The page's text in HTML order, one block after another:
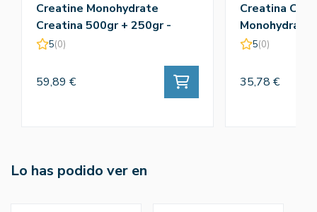
Creatine Monohydrate
Creatina 500gr + 250gr -
Amix
5(0)
59,89 €
Creatina
Monohydrate
5(0)
35,78 €
Lo has podido ver en